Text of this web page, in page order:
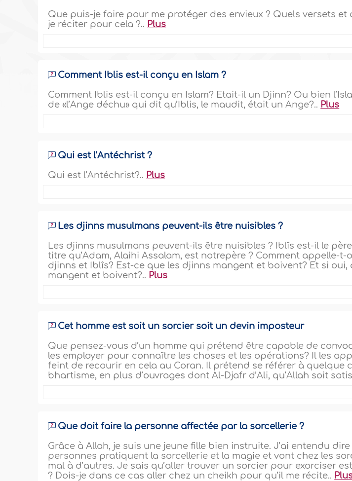
Que puis-je faire pour me protéger des envieux ? Quels versets et
je réciter pour cela ?.. Plus
Comment Iblis est-il conçu en Islam ?
Comment Iblis est-il conçu en Islam? Etait-il un Djinn? Ou bien
de «l’Ange déchu» qui dit qu’Iblis, le maudit, était un Ange?.. Plus
Qui est l’Antéchrist ?
Qui est l’Antéchrist?.. Plus
Les djinns musulmans peuvent-ils être nuisibles ?
Les djinns musulmans peuvent-ils être nuisibles ? Iblîs est-il le
titre qu’Adam, Alaihi Assalam, est notrepère ? Comment appelle-t-
djinns et Iblîs? Est-ce que les djinns mangent et boivent? Et si oui,
mangent et boivent?.. Plus
Cet homme est soit un sorcier soit un devin imposteur
Que pensez-vous d’un homme qui prétend être capable de
les employer pour connaître les choses et les opérations? Il les
feint de recourir en cela au Coran. Il prétend se référer à quelque
bhartisme, en plus d’ouvrages dont Al-Djafr d’Ali, qu’Allah soit
Que doit faire la personne affectée par la sorcellerie ?
Grâce à Allah, je suis une jeune fille bien instruite. J’ai entendu
personnes pratiquent la sorcellerie et la magie et vont chez les
mal à d’autres. Je sais qu’aller trouver un sorcier pour exorciser
? Dois-je dans ce cas aller chez un cheikh pour qu’il me récite..